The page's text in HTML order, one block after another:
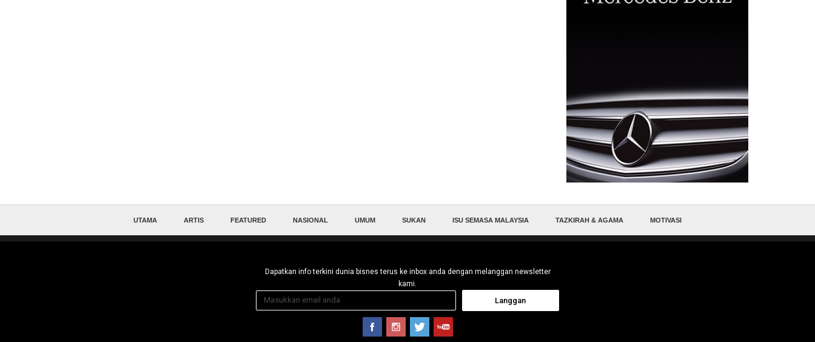
UTAMA ARTIS FEATURED NASIONAL UMUM SUKAN ISU SEMASA MALAYSIA TAZKIRAH & AGAMA MOTIVASI
Dapatkan info terkini dunia bisnes terus ke inbox anda dengan melanggan newsletter
kami.
Langgan